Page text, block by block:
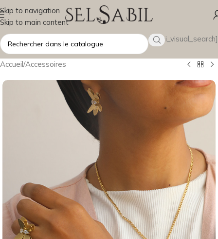
Skip to navigation
Skip to main content
[wsbi_visual_search]
Accueil/Accessoires